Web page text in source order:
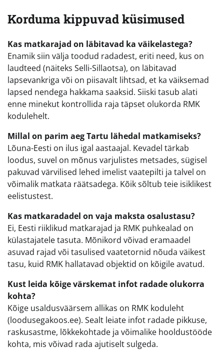
Korduma kippuvad küsimused
Kas matkarajad on läbitavad ka väikelastega?
Enamik siin välja toodud radadest, eriti need, kus on
laudteed (näiteks Selli-Sillaotsa), on läbitavad
lapsevankriga või on piisavalt lihtsad, et ka väiksemad
lapsed nendega hakkama saaksid. Siiski tasub alati
enne minekut kontrollida raja täpset olukorda RMK
kodulehelt.
Millal on parim aeg Tartu lähedal matkamiseks?
Lõuna-Eesti on ilus igal aastaajal. Kevadel tärkab
loodus, suvel on mõnus varjulistes metsades, sügisel
pakuvad värvilised lehed imelist vaatepilti ja talvel on
võimalik matkata räätsadega. Kõik sõltub teie isiklikest
eelistustest.
Kas matkaradadel on vaja maksta osalustasu?
Ei, Eesti riiklikud matkarajad ja RMK puhkealad on
külastajatele tasuta. Mõnikord võivad eramaadel
asuvad rajad või tasulised vaatetornid nõuda väikest
tasu, kuid RMK hallatavad objektid on kõigile avatud.
Kust leida kõige värskemat infot radade olukorra
kohta?
Kõige usaldusväärsem allikas on RMK koduleht
(loodusegakoos.ee). Sealt leiate infot radade pikkuse,
raskusastme, lõkkekohtade ja võimalike hooldustööde
kohta, mis võivad rada ajutiselt sulgeda.